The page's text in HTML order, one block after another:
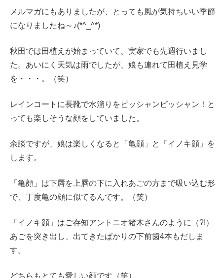
メルマガにもありましたが、とっても風が気持ちいい季節
になりましたね～♪(*^_^*)
秋田では田植えが始まっていて、実家でも先週行いまし
た。あいにく天気は雨でしたが、娘も連れて田植え見学
を・・・。（笑）
レインコートに長靴で水溜りをピッシャンピッシャン！と
っても楽しそうな顔をしていました。
余談ですが、娘は楽しくなると「亀顔」と「イノキ顔」を
します。
「亀顔」は下唇を上唇の下に入れあごの方まで吸い込む形
で、丁度亀の顔に似てるんです。（笑）
「イノキ顔」はご存知アントニオ猪木さんのように（?!）
あごを突き出し、出てきたばかりの下前歯4本もだしま
す。
どちらもとても愛しい顔です（笑）